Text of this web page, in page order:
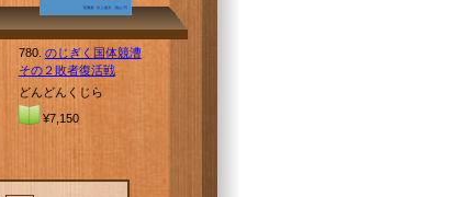
780. のじぎく国体競漕
その２敗者復活戦
どんどんくじら
¥7,150